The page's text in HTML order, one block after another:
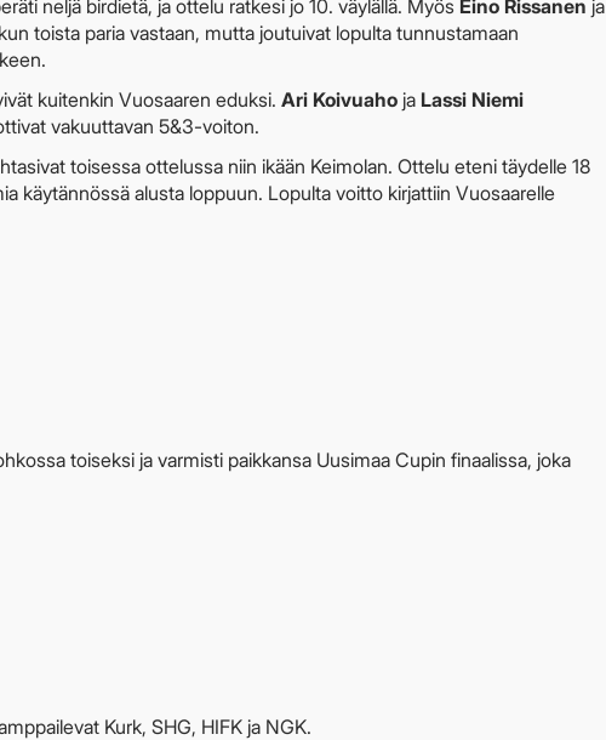
neljä birdietä, ja ottelu ratkesi jo 10. väylällä. Myös Eino Rissanen ja
toista paria vastaan, mutta joutuivat lopulta tunnustamaan
kuitenkin Vuosaaren eduksi. Ari Koivuaho ja Lassi Niemi
vakuuttavan 5&3-voiton.
toisessa ottelussa niin ikään Keimolan. Ottelu eteni täydelle 18
käytännössä alusta loppuun. Lopulta voitto kirjattiin Vuosaarelle
toiseksi ja varmisti paikkansa Uusimaa Cupin finaalissa, joka
Kurk, SHG, HIFK ja NGK.